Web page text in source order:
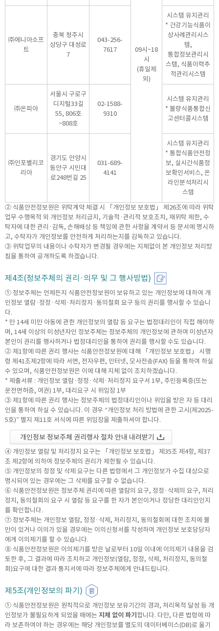
09시~18
시
(휴일제
외)
㈜에니아소프
트
충북 청주시
상당구 대성로
7
043-256-
7617
시스템 유지관리
* 건강기능식품이
상사례관리시스
템,
통합정보관리시
스템, 식품이력추
적관리시스템
㈜온피아
서울시 구로구
디지털33길
55, 806호
~808호
02-1588-
9310
시스템 유지관리
* 불량식품통합신
고센터콜시스템
㈜인포벨리코
리아
경기도 안양시
동안구 시민대
로248번길 25
031-689-
4141
시스템 유지관리
* 통합식품안전정
보, 실시간식품정
보확인서비스, 온
라인분석처리시
스템
② 식품안전정보원은 위탁계약 체결 시 「개인정보 보호법」 제26조에 따라 위탁
업무 수행목적 외 개인정보 처리금지, 기술적·관리적 보호조치, 재위탁 제한, 수
탁자에 대한 관리·감독, 손해배상 등 책임에 관한 사항을 계약서 등 문서에 명시하
고, 수탁자가 개인정보를 안전하게 처리하는지를 감독하고 있습니다.
③ 위탁업무의 내용이나 수탁자가 변경될 경우에는 지체없이 본 개인정보 처리방
침을 통하여 공개하도록 하겠습니다.
제4조(정보주체의 권리·의무 및 그 행사방법)
① 정보주체는 언제든지 식품안전정보원이 보유하고 있는 개인정보에 대하여 개
인정보 열람·정정·삭제·처리정지·동의철회 요구 등의 권리를 행사할 수 있습니
다.
* 만 14세 미만 아동에 관한 개인정보의 열람 등 요구는 법정대리인이 직접 해야하
며, 14세 이상의 미성년자인 정보주체는 정보주체의 개인정보에 관하여 미성년자
본인이 권리를 행사하거나 법정대리인을 통하여 권리를 행사할 수도 있습니다.
② 제1항에 따른 권리 행사는 식품안전정보원에 대해 「개인정보 보호법」 시행
령 제41조제2항에 따라 서면, 전자우편, 인터넷, 모사전송(FAX) 등을 통하여 하실
수 있으며, 식품안전정보원은 이에 대해 지체 없이 조치하겠습니다.
* 제출서류 : 개인정보 열람·정정·삭제·처리정지 요구서 1부, 주민등록증(또는
운전면허증, 여권) 1부, 대리요구 시 위임장 1부
③ 제1항에 따른 권리 행사는 정보주체의 법정대리인이나 위임을 받은 자 등 대리
인을 통하여 하실 수 있습니다. 이 경우 “개인정보 처리 방법에 관한 고시(제2025-
5호)” 별지 제11호 서식에 따른 위임장을 제출하셔야 합니다.
개인정보 정보주체 권리행사 절차 안내 내려받기
④ 개인정보 열람 및 처리정지 요구는 「개인정보 보호법」 제35조 제4항, 제37
조 제2항에 의하여 정보주체의 권리가 제한될 수 있습니다.
⑤ 개인정보의 정정 및 삭제 요구는 다른 법령에서 그 개인정보가 수집 대상으로
명시되어 있는 경우에는 그 삭제를 요구할 수 없습니다.
⑥ 식품안전정보원은 정보주체 권리에 따른 열람의 요구, 정정·삭제의 요구, 처리
정지, 동의철회의 요구 시 열람 등 요구를 한 자가 본인이거나 정당한 대리인인지
를 확인합니다.
⑦ 정보주체는 개인정보 열람, 정정·삭제, 처리정지, 동의철회에 대한 조치에 불
만이 있거나 이의가 있을 경우에는 이의신청서를 작성하여 개인정보 보호담당자
에게 이의제기를 할 수 있습니다.
⑧ 식품안전정보원은 이의제기를 받은 날로부터 10일 이내에 이의제기 내용을 검
토한 후, 그 결과에 따라 조치하고 개인정보(열람, 정정, 삭제, 처리정지, 동의철
회)요구에 대한 결과 통지서에 따라 정보주체에게 안내드립니다.
제5조(개인정보의 파기)
① 식품안전정보원은 원칙적으로 개인정보 보유기간의 경과, 처리목적 달성 등 개
인정보가 불필요하게 되었을 때에는 지체 없이 파기 합니다. 다만, 다른 법령에 따
라 보존하여야 하는 경우에는 해당 개인정보를 별도의 데이터베이스(DB)로 옮기